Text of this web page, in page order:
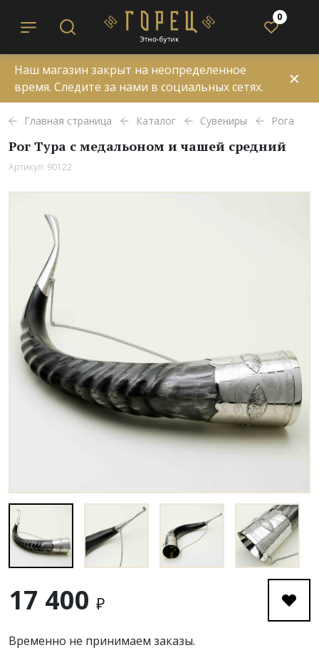
0
Наш магазин закрыт на неопределенное
время. Следите за нами в социальных сетях.
✕
Главная страница Каталог Сувениры Рога
Рог Тура с медальоном и чашей средний
Артикул: 90122
17 400 ₽
Временно не принимаем заказы.